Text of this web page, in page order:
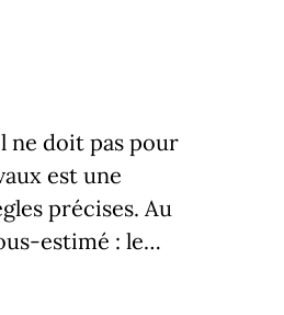
ne doit pas pour
est une
précises. Au
estimé : le…